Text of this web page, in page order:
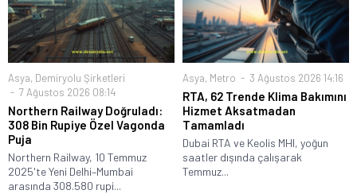
Asya, Demiryolu Şirketleri
7 Ağustos 2026 08:14
Northern Railway Doğruladı:
308 Bin Rupiye Özel Vagonda
Puja
Northern Railway, 10 Temmuz
2025'te Yeni Delhi–Mumbai
arasında 308.580 rupi...
Asya, Metro 3 Ağustos 2026 14:16
RTA, 62 Trende Klima Bakımını
Hizmet Aksatmadan
Tamamladı
Dubai RTA ve Keolis MHI, yoğun
saatler dışında çalışarak
Temmuz...